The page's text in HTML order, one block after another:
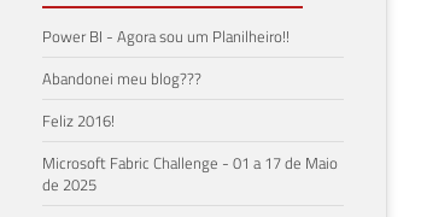
Power BI - Agora sou um Planilheiro!!
Abandonei meu blog???
Feliz 2016!
Microsoft Fabric Challenge - 01 a 17 de Maio
de 2025